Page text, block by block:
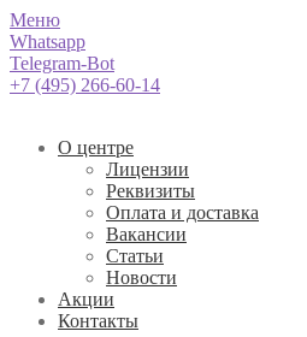
Меню
Whatsapp
Telegram-Bot
+7 (495) 266-60-14
О центре
Лицензии
Реквизиты
Оплата и доставка
Вакансии
Статьи
Новости
Акции
Контакты